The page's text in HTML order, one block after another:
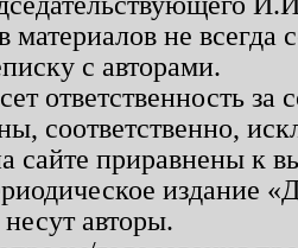
материалов не
с авторами.
ответственность
соответственно,
сайте приравнены к
издание
авторы.